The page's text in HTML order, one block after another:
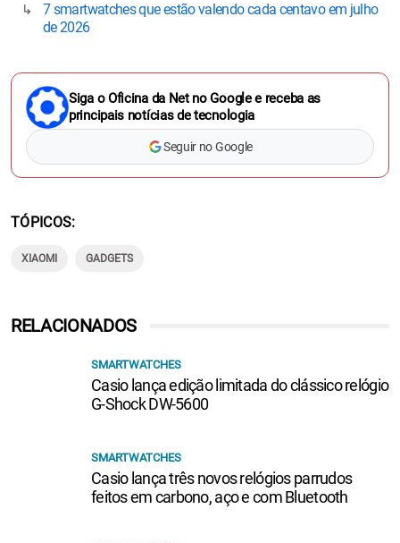
7 smartwatches que estão valendo cada centavo em julho
de 2026
Siga o Oficina da Net no Google e receba as
principais notícias de tecnologia
Seguir no Google
TÓPICOS
XIAOMI GADGETS
RELACIONADOS
SMARTWATCHES
Casio lança edição limitada do clássico relógio
G-Shock DW-5600
SMARTWATCHES
Casio lança três novos relógios parrudos
feitos em carbono, aço e com Bluetooth